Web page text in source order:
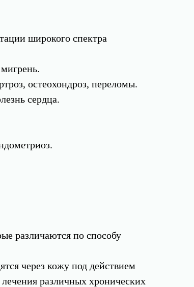
широкого спектра
остеохондроз, переломы.
сердца.
различаются по способу
через кожу под действием
лечения различных хронических